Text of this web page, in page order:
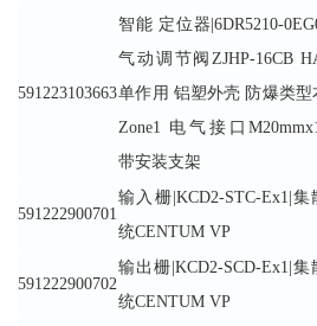
591223103663
智能 定位器|6DR5210-
气动调节阀ZJHP-16CB
单作用 铝塑外壳 防爆类型
Zone1 电气接口
带安装支架
591222900701
输入栅|KCD2-STC-Ex1|
统CENTUM VP
591222900702
输出栅|KCD2-SCD-Ex1|
统CENTUM VP